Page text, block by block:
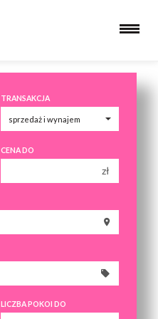
TRANSAKCJA
CENA DO
zł
200 000 zł
250 000 zł
LICZBA POKOI DO